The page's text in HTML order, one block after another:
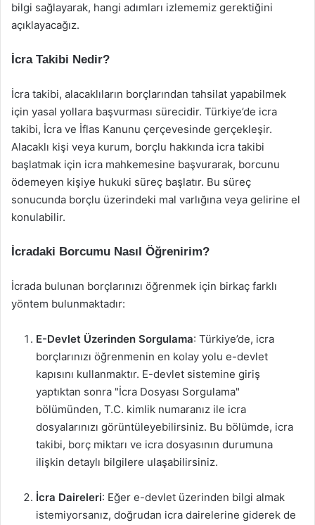
bilgi sağlayarak, hangi adımları izlememiz gerektiğini
açıklayacağız.
İcra Takibi Nedir?
İcra takibi, alacaklıların borçlarından tahsilat yapabilmek
için yasal yollara başvurması sürecidir. Türkiye’de icra
takibi, İcra ve İflas Kanunu çerçevesinde gerçekleşir.
Alacaklı kişi veya kurum, borçlu hakkında icra takibi
başlatmak için icra mahkemesine başvurarak, borcunu
ödemeyen kişiye hukuki süreç başlatır. Bu süreç
sonucunda borçlu üzerindeki mal varlığına veya gelirine el
konulabilir.
İcradaki Borcumu Nasıl Öğrenirim?
İcrada bulunan borçlarınızı öğrenmek için birkaç farklı
yöntem bulunmaktadır:
E-Devlet Üzerinden Sorgulama: Türkiye’de, icra
borçlarınızı öğrenmenin en kolay yolu e-devlet
kapısını kullanmaktır. E-devlet sistemine giriş
yaptıktan sonra "İcra Dosyası Sorgulama"
bölümünden, T.C. kimlik numaranız ile icra
dosyalarınızı görüntüleyebilirsiniz. Bu bölümde, icra
takibi, borç miktarı ve icra dosyasının durumuna
ilişkin detaylı bilgilere ulaşabilirsiniz.
İcra Daireleri: Eğer e-devlet üzerinden bilgi almak
istemiyorsanız, doğrudan icra dairelerine giderek de